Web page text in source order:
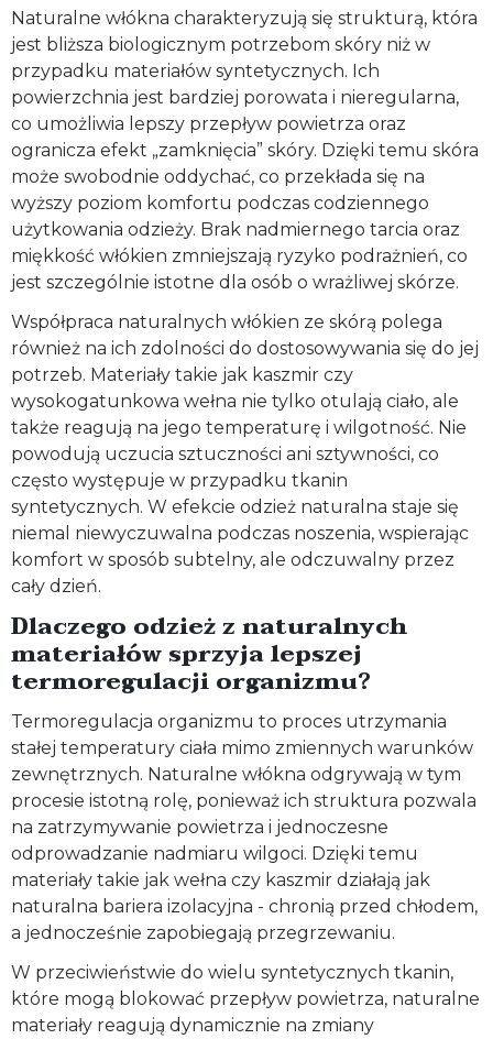
Naturalne włókna charakteryzują się strukturą, która
jest bliższa biologicznym potrzebom skóry niż w
przypadku materiałów syntetycznych. Ich
powierzchnia jest bardziej porowata i nieregularna,
co umożliwia lepszy przepływ powietrza oraz
ogranicza efekt „zamknięcia” skóry. Dzięki temu skóra
może swobodnie oddychać, co przekłada się na
wyższy poziom komfortu podczas codziennego
użytkowania odzieży. Brak nadmiernego tarcia oraz
miękkość włókien zmniejszają ryzyko podrażnień, co
jest szczególnie istotne dla osób o wrażliwej skórze.
Współpraca naturalnych włókien ze skórą polega
również na ich zdolności do dostosowywania się do jej
potrzeb. Materiały takie jak kaszmir czy
wysokogatunkowa wełna nie tylko otulają ciało, ale
także reagują na jego temperaturę i wilgotność. Nie
powodują uczucia sztuczności ani sztywności, co
często występuje w przypadku tkanin
syntetycznych. W efekcie odzież naturalna staje się
niemal niewyczuwalna podczas noszenia, wspierając
komfort w sposób subtelny, ale odczuwalny przez
cały dzień.
Dlaczego odzież z naturalnych
materiałów sprzyja lepszej
termoregulacji organizmu?
Termoregulacja organizmu to proces utrzymania
stałej temperatury ciała mimo zmiennych warunków
zewnętrznych. Naturalne włókna odgrywają w tym
procesie istotną rolę, ponieważ ich struktura pozwala
na zatrzymywanie powietrza i jednoczesne
odprowadzanie nadmiaru wilgoci. Dzięki temu
materiały takie jak wełna czy kaszmir działają jak
naturalna bariera izolacyjna - chronią przed chłodem,
a jednocześnie zapobiegają przegrzewaniu.
W przeciwieństwie do wielu syntetycznych tkanin,
które mogą blokować przepływ powietrza, naturalne
materiały reagują dynamicznie na zmiany